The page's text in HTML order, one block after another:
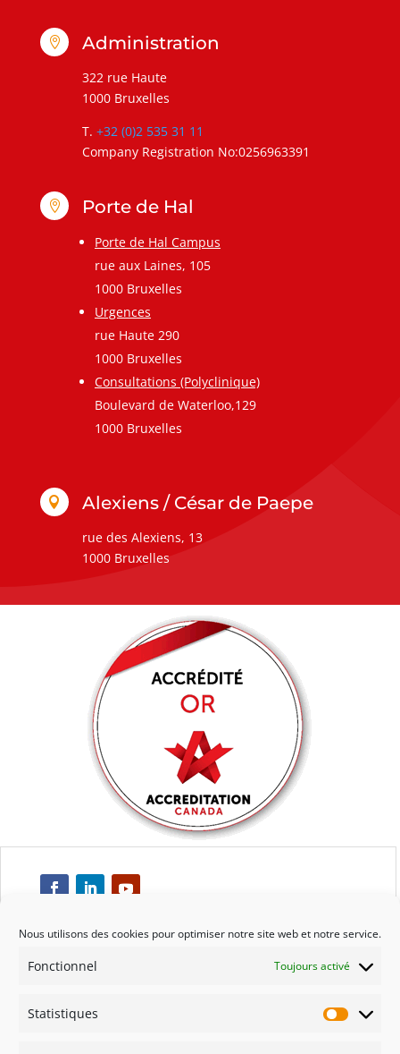
Nous utilisons des cookies pour optimiser notre site web et notre service.
Fonctionnel Toujours activé
Statistiques
 Administration
322 rue Haute
1000 Bruxelles
T. +32 (0)2 535 31 11
Company Registration No:0256963391
 Porte de Hal
Porte de Hal Campus
rue aux Laines, 105
1000 Bruxelles
Urgences
rue Haute 290
1000 Bruxelles
Consultations (Polyclinique)
Boulevard de Waterloo,129
1000 Bruxelles
 Alexiens / César de Paepe
rue des Alexiens, 13
1000 Bruxelles
Respect
Engagement